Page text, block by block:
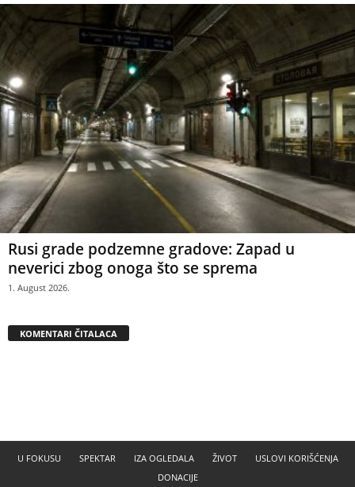
Rusi grade podzemne gradove: Zapad u
neverici zbog onoga što se sprema
1. August 2026.
KOMENTARI ČITALACA
U FOKUSU SPEKTAR IZA OGLEDALA ŽIVOT
USLOVI KORIŠĆENJA
DONACIJE